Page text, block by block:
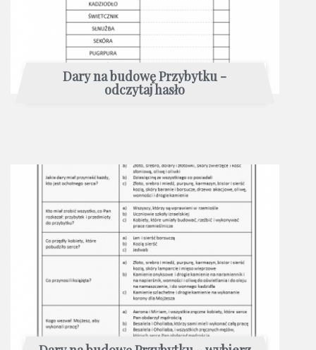
Dary na budowę Przybytku -
odczytaj hasło